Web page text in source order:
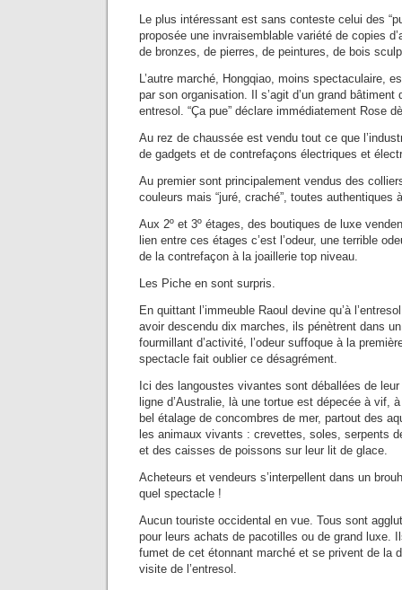
Le plus intéressant est sans conteste celui des
proposée une invraisemblable variété de copies
de bronzes, de pierres, de peintures, de bois
L’autre marché, Hongqiao, moins spectaculaire,
par son organisation. Il s’agit d’un grand
entresol. “Ça pue” déclare immédiatement Rose
Au rez de chaussée est vendu tout ce que
de gadgets et de contrefaçons électriques et
Au premier sont principalement vendus des
couleurs mais “juré, craché”, toutes
Aux 2º et 3º étages, des boutiques de luxe
lien entre ces étages c’est l’odeur, une terrible
de la contrefaçon à la joaillerie top niveau.
Les Piche en sont surpris.
En quittant l’immeuble Raoul devine qu’à
avoir descendu dix marches, ils pénètrent dans
fourmillant d’activité, l’odeur suffoque à la
spectacle fait oublier ce désagrément.
Ici des langoustes vivantes sont déballées de
ligne d’Australie, là une tortue est dépecée à vif,
bel étalage de concombres de mer, partout des
les animaux vivants : crevettes, soles, serpents
et des caisses de poissons sur leur lit de glace.
Acheteurs et vendeurs s’interpellent dans un
quel spectacle !
Aucun touriste occidental en vue. Tous sont
pour leurs achats de pacotilles ou de grand luxe.
fumet de cet étonnant marché et se privent de la
visite de l’entresol.